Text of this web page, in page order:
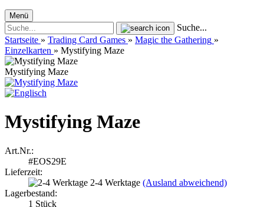
Menü
Suche...
Startseite » Trading Card Games » Magic the Gathering »
Einzelkarten » Mystifying Maze
Mystifying Maze
Mystifying Maze
Art.Nr.:
#EOS29E
Lieferzeit:
2-4 Werktage (Ausland abweichend)
Lagerbestand:
1 Stück